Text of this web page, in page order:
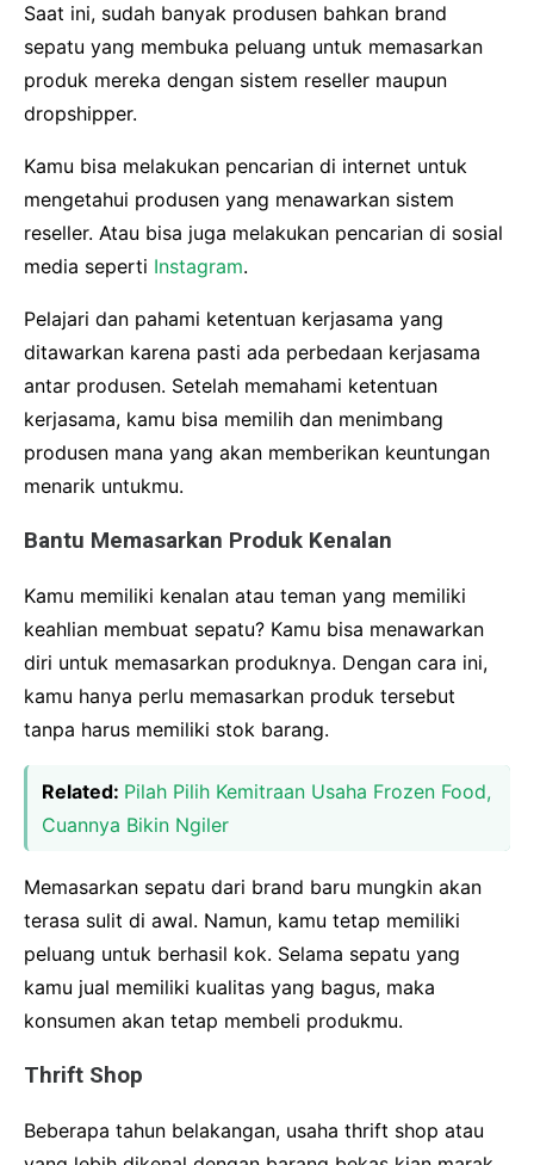
Saat ini, sudah banyak produsen bahkan brand
sepatu yang membuka peluang untuk memasarkan
produk mereka dengan sistem reseller maupun
dropshipper.
Kamu bisa melakukan pencarian di internet untuk
mengetahui produsen yang menawarkan sistem
reseller. Atau bisa juga melakukan pencarian di sosial
media seperti Instagram.
Pelajari dan pahami ketentuan kerjasama yang
ditawarkan karena pasti ada perbedaan kerjasama
antar produsen. Setelah memahami ketentuan
kerjasama, kamu bisa memilih dan menimbang
produsen mana yang akan memberikan keuntungan
menarik untukmu.
Bantu Memasarkan Produk Kenalan
Kamu memiliki kenalan atau teman yang memiliki
keahlian membuat sepatu? Kamu bisa menawarkan
diri untuk memasarkan produknya. Dengan cara ini,
kamu hanya perlu memasarkan produk tersebut
tanpa harus memiliki stok barang.
Related: Pilah Pilih Kemitraan Usaha Frozen Food,
Cuannya Bikin Ngiler
Memasarkan sepatu dari brand baru mungkin akan
terasa sulit di awal. Namun, kamu tetap memiliki
peluang untuk berhasil kok. Selama sepatu yang
kamu jual memiliki kualitas yang bagus, maka
konsumen akan tetap membeli produkmu.
Thrift Shop
Beberapa tahun belakangan, usaha thrift shop atau